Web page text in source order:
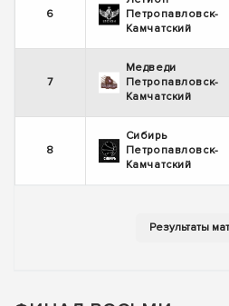
6
Петропавловск-
Камчатский
7
Медведи
Петропавловск-
Камчатский
8
Сибирь
Петропавловск-
Камчатский